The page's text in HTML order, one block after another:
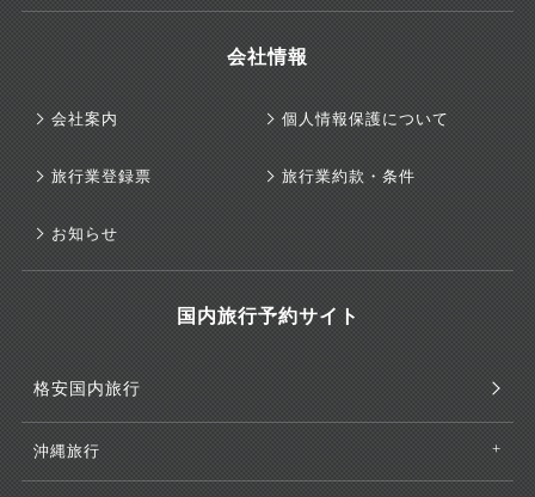
会社情報
会社案内 個人情報保護について
旅行業登録票 旅行業約款・条件
お知らせ
国内旅行予約サイト
格安国内旅行
沖縄旅行